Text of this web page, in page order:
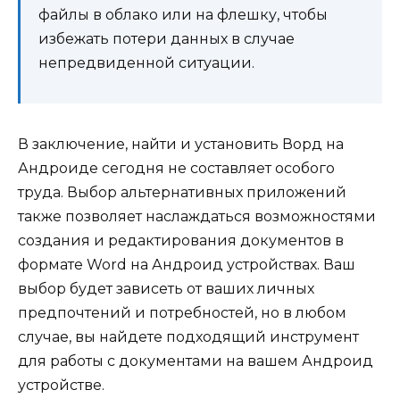
файлы в облако или на флешку, чтобы
избежать потери данных в случае
непредвиденной ситуации.
В заключение, найти и установить Ворд на
Андроиде сегодня не составляет особого
труда. Выбор альтернативных приложений
также позволяет наслаждаться возможностями
создания и редактирования документов в
формате Word на Андроид устройствах. Ваш
выбор будет зависеть от ваших личных
предпочтений и потребностей, но в любом
случае, вы найдете подходящий инструмент
для работы с документами на вашем Андроид
устройстве.